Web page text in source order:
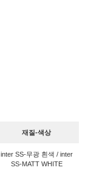
재질-색상
inter SS-무광 흰색 / inter
SS-MATT WHITE